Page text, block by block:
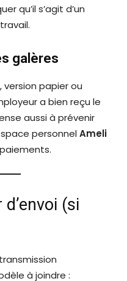
qu’il s’agit d’un
galères
papier ou
a bien reçu le
aussi à prévenir
personnelAmeli
(si
à joindre :